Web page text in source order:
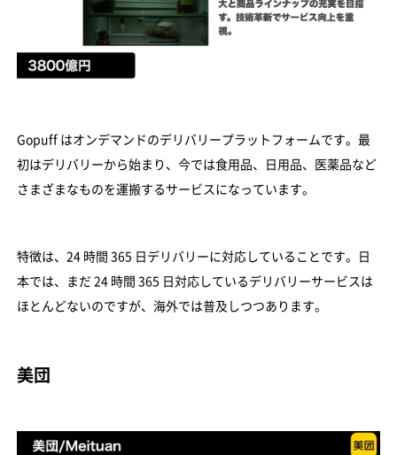
Gopuff はオンデマンドのデリバリープラットフォームです。最
初はデリバリーから始まり、今では食用品、日用品、医薬品など
さまざまなものを運搬するサービスになっています。
特徴は、24 時間 365 日デリバリーに対応していることです。日
本では、まだ 24 時間 365 日対応しているデリバリーサービスは
ほとんどないのですが、海外では普及しつつあります。
美団